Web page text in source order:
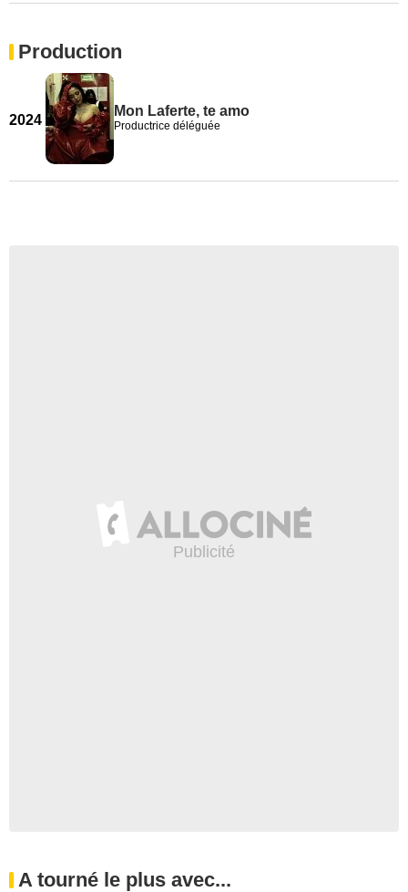
Production
2024
Mon Laferte, te amo
Productrice déléguée
A tourné le plus avec...